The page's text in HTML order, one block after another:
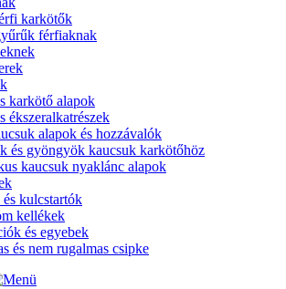
karkötők
férfiaknak
karkötő alapok
ékszeralkatrészek
alapok és hozzávalók
és gyöngyök kaucsuk karkötőhöz
kaucsuk nyaklánc alapok
kulcstartók
kellékek
és egyebek
és nem rugalmas csipke